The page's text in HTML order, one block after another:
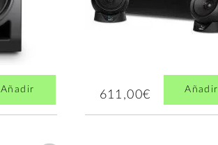
Añadir 611,00€ Añadir